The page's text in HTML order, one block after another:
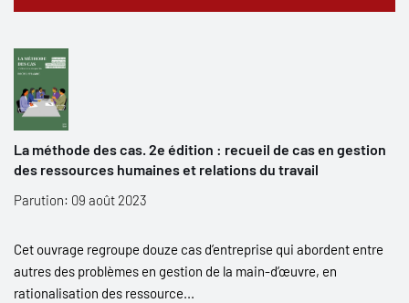
La méthode des cas. 2e édition : recueil de cas en gestion
des ressources humaines et relations du travail
Parution: 09 août 2023
Cet ouvrage regroupe douze cas d’entreprise qui abordent entre
autres des problèmes en gestion de la main-d’œuvre, en
rationalisation des ressource...